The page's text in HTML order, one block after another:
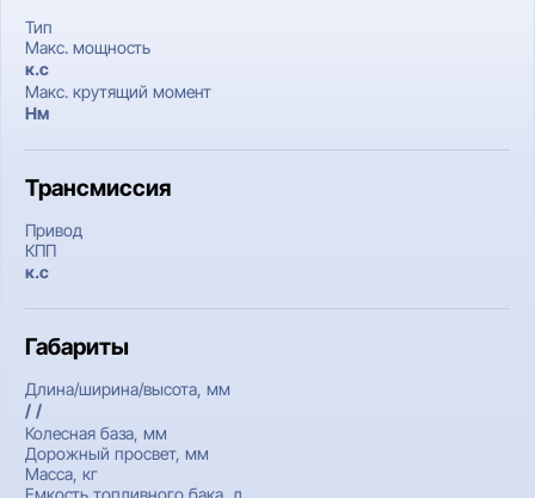
Тип
Макс. мощность
к.c
Макс. крутящий момент
Нм
Трансмиссия
Привод
КПП
к.c
Габариты
Длина/ширина/высота, мм
/ /
Колесная база, мм
Дорожный просвет, мм
Масса, кг
Емкость топливного бака, л